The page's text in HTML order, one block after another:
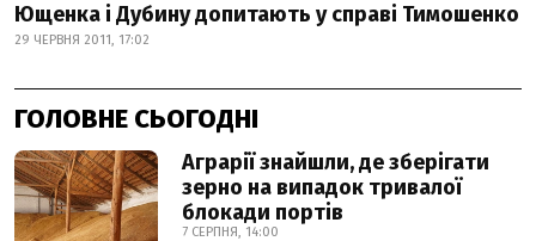
Ющенка і Дубину допитають у справі Тимошенко
29 ЧЕРВНЯ 2011, 17:02
ГОЛОВНЕ СЬОГОДНІ
Аграрії знайшли, де зберігати
зерно на випадок тривалої
блокади портів
7 СЕРПНЯ, 14:00